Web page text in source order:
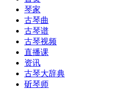
琴家
古琴曲
古琴谱
古琴视频
直播课
资讯
古琴大辞典
斫琴师